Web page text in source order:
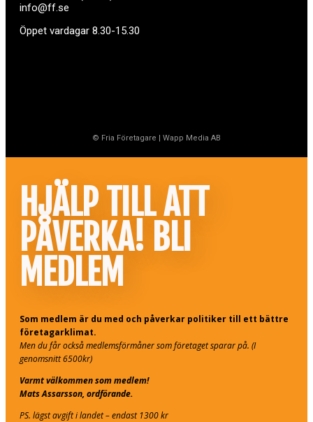
info@ff.se
Öppet vardagar 8.30-15.30
© Fria Företagare | Wapp Media AB
HJÄLP TILL ATT
PÅVERKA! BLI
MEDLEM
Som medlem är du med och påverkar politiker till ett bättre
företagarklimat.
Men du får också medlemsförmåner som företaget sparar på. (I
genomsnitt 6500kr)
Varmt välkommen som medlem!
Mats Assarsson, ordförande.
PS. lägst avgift i landet – endast 1300 kr